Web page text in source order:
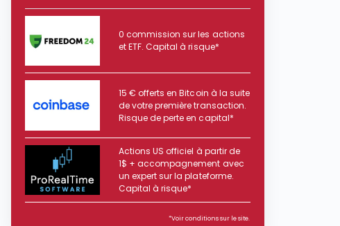
0 commission sur les actions
et ETF. Capital à risque*
15 € offerts en Bitcoin à la suite
de votre première transaction.
Risque de perte en capital*
Actions US officiel à partir de
1$ + accompagnement avec
un expert sur la plateforme.
Capital à risque*
*Voir conditions sur le site.